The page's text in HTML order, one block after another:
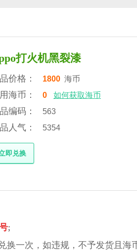
打火机黑裂漆
价格： 1800 海币
海币： 0 如何获取海币
编码： 563
人气： 5354
即兑换
;
换一次，如违规，不予发货且海